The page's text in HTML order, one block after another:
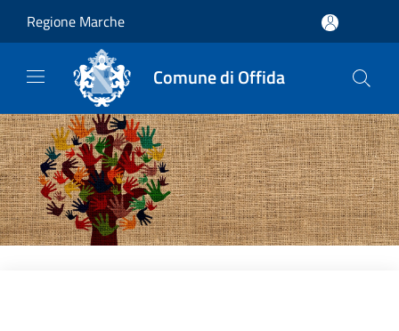
Regione Marche
Comune di Offida